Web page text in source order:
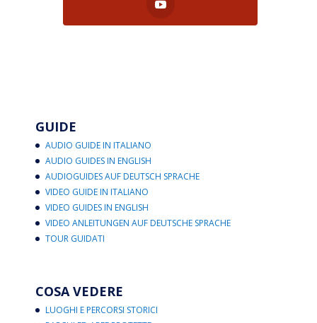
GUIDE
AUDIO GUIDE IN ITALIANO
AUDIO GUIDES IN ENGLISH
AUDIOGUIDES AUF DEUTSCH SPRACHE
VIDEO GUIDE IN ITALIANO
VIDEO GUIDES IN ENGLISH
VIDEO ANLEITUNGEN AUF DEUTSCHE SPRACHE
TOUR GUIDATI
COSA VEDERE
LUOGHI E PERCORSI STORICI